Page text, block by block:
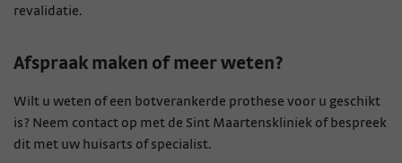
revalidatie.
Afspraak maken of meer weten?
Wilt u weten of een botverankerde prothese voor u geschikt
is? Neem contact op met de Sint Maartenskliniek of bespreek
dit met uw huisarts of specialist.